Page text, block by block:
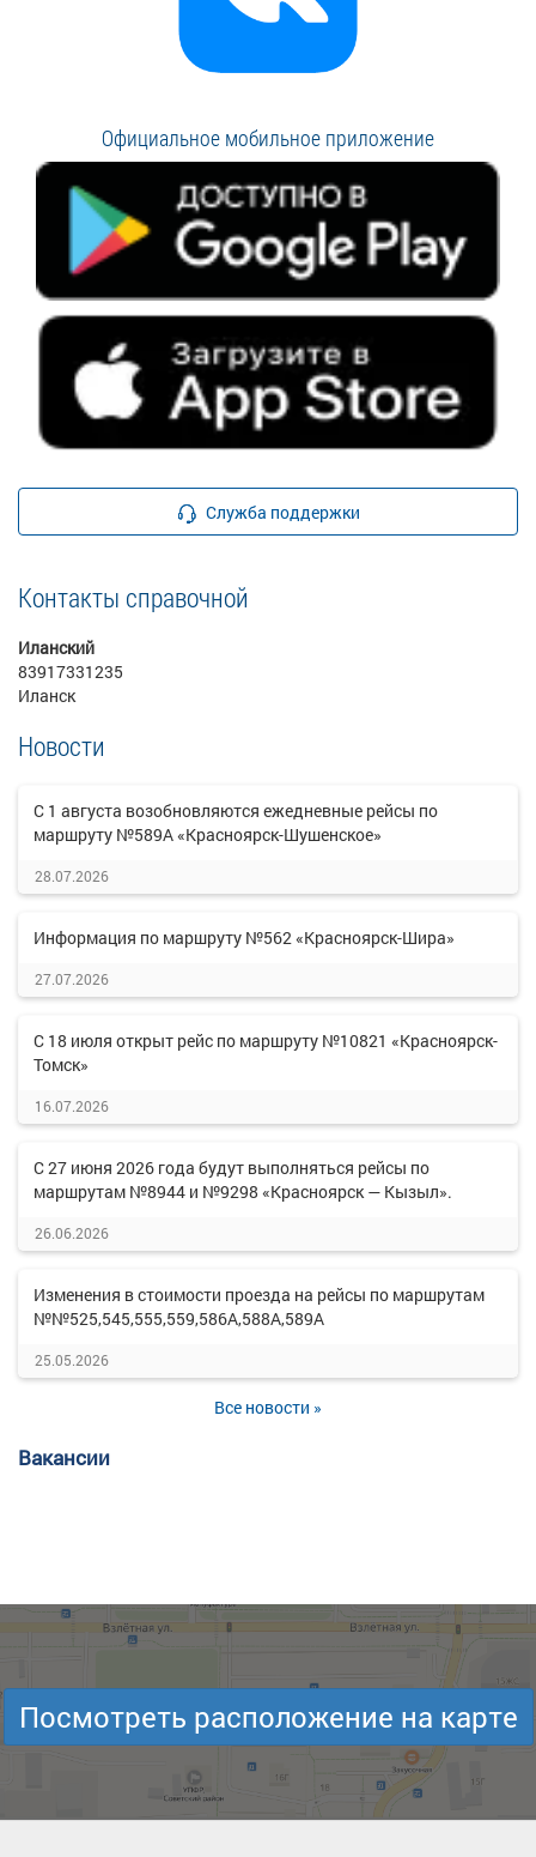
Официальное мобильное приложение
Служба поддержки
Контакты справочной
Иланский
83917331235
Иланск
Новости
С 1 августа возобновляются ежедневные рейсы по
маршруту №589А «Красноярск-Шушенское»
28.07.2026
Информация по маршруту №562 «Красноярск-Шира»
27.07.2026
С 18 июля открыт рейс по маршруту №10821 «Красноярск-
Томск»
16.07.2026
С 27 июня 2026 года будут выполняться рейсы по
маршрутам №8944 и №9298 «Красноярск — Кызыл».
26.06.2026
Изменения в стоимости проезда на рейсы по маршрутам
№№525,545,555,559,586А,588А,589А
25.05.2026
Все новости »
Вакансии
Посмотреть расположение на карте